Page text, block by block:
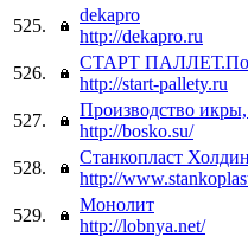
525.
dekapro
http://dekapro.ru
526.
СТАРТ
http://start-pallety.ru
527.
Производство
http://bosko.su/
528.
Станкопласт
http://
529.
Монолит
http://lobnya.net/